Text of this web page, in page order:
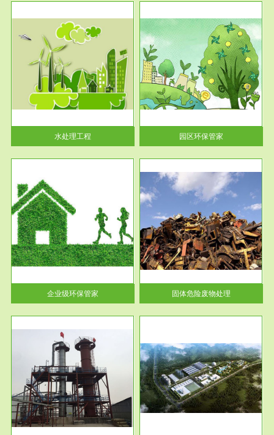
水处理工程
服务范围
园区环保管家
2016 年 4 月，环保部下发《关
于积极发挥环境保护作用促进供
给侧结...
园区环保管家
企业级环保管家
服务范围
固体危险废物处理
固体废物解释：固体废物是指人
们在生产建设、日常生活和其他
活动中...
固体危险废物处理
服务范围
市政固废处理
蔚蓝生态环境科技所从事的市政
废物处理业务包括市政废物的处